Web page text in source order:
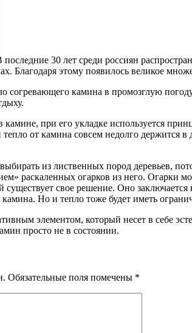
последние 30 лет среди россиян
Благодаря этому появилось великое
согревающего камина в промозглую
камине, при его укладке используется
от камина совсем недолго держится
из лиственных пород деревьев,
раскаленных огарков из него. Огарки
существует свое решение. Оно
Но и тепло тоже будет иметь
элементом, который несет в себе
просто не в состоянии.
Обязательные поля помечены *